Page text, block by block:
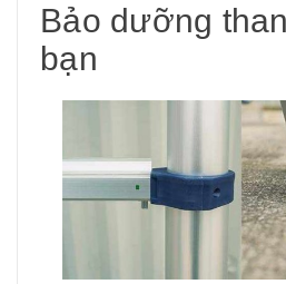
Bảo dưỡng
bạn